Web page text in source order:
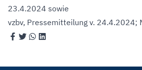
23.4.2024 sowie
vzbv, Pressemitteilung v. 24.4.2024;